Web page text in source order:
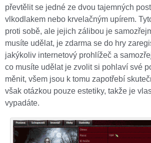
převtělit se jedné ze dvou tajemných
vlkodlakem nebo krvelačným upírem.
proti sobě, ale jejich zálibou je
musíte udělat, je zdarma se do hry
jakýkoliv internetový prohlížeč a
co musíte udělat je zvolit si pohlaví své
měnit, všem jsou k tomu zapotřebí
však otázkou pouze estetiky, takže je
vypadáte.